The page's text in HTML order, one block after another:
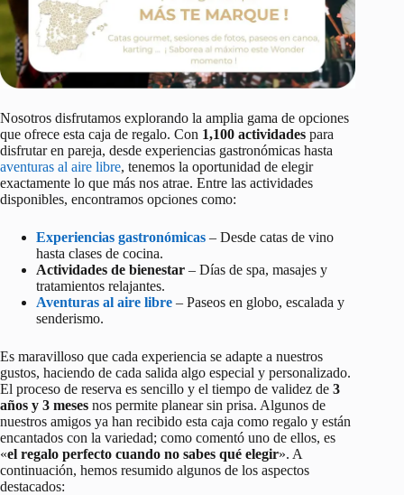
Nosotros disfrutamos explorando la amplia gama de opciones
que ofrece esta caja de regalo. Con 1,100 actividades para
disfrutar en pareja, desde experiencias gastronómicas hasta
aventuras al aire libre, tenemos la oportunidad de elegir
exactamente lo que más nos atrae. Entre las actividades
disponibles, encontramos opciones como:
Experiencias gastronómicas – Desde catas de vino
hasta clases de cocina.
Actividades de bienestar – Días de spa, masajes y
tratamientos relajantes.
Aventuras al aire libre – Paseos en globo, escalada y
senderismo.
Es maravilloso que cada experiencia se adapte a nuestros
gustos, haciendo de cada salida algo especial y personalizado.
El proceso de reserva es sencillo y el tiempo de validez de 3
años y 3 meses nos permite planear sin prisa. Algunos de
nuestros amigos ya han recibido esta caja como regalo y están
encantados con la variedad; como comentó uno de ellos, es
«el regalo perfecto cuando no sabes qué elegir». A
continuación, hemos resumido algunos de los aspectos
destacados: